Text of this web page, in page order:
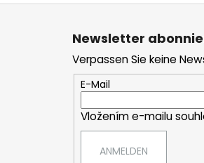
F
Newsletter
Verpassen Sie keine
E-Mail
Vložením e-mailu
ANMELDEN